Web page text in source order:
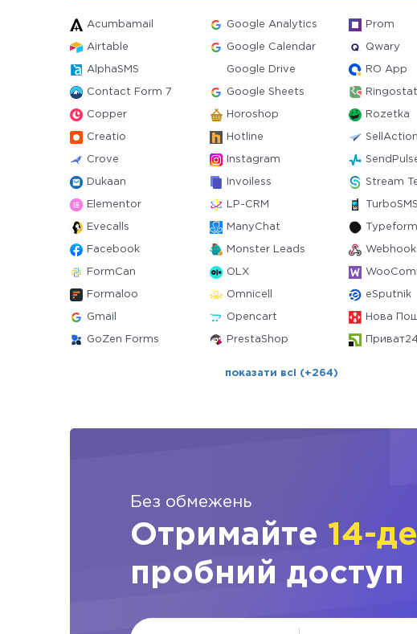
Acumbamail Google Analytics Prom
Airtable Google Calendar Qwary
AlphaSMS Google Drive RO App
Contact Form 7 Google Sheets Ringostat
Copper Horoshop Rozetka
Creatio Hotline SellAction
Crove Instagram
Dukaan Invoiless Stream
Elementor LP-CRM TurboSMS
Evecalls ManyChat Typeform
Facebook Monster Leads
FormCan OLX
Formaloo Omnicell eSputnik
Gmail Opencart Нова
GoZen Forms PrestaShop
показати всі (+264)
Без обмежень
Отримайте 14-
пробний доступ